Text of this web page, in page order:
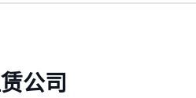
公司